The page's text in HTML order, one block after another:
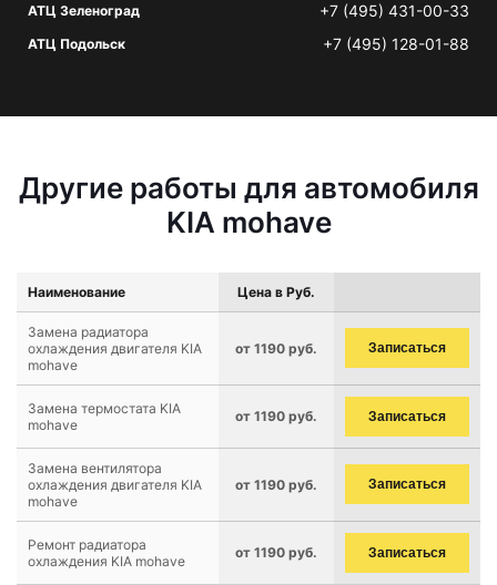
АТЦ Зеленоград +7 (495) 431-00-33
АТЦ Подольск +7 (495) 128-01-88
Другие работы для автомобиля
KIA mohave
Наименование Цена в Руб.
Замена радиатора
охлаждения двигателя KIA
mohave
от 1190 руб. Записаться
Замена термостата KIA
mohave
от 1190 руб. Записаться
Замена вентилятора
охлаждения двигателя KIA
mohave
от 1190 руб. Записаться
Ремонт радиатора
охлаждения KIA mohave
от 1190 руб. Записаться